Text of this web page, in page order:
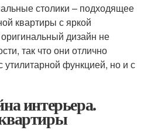
столики – подходящее
квартиры с яркой
дизайн не
так что они отлично
утилитарной функцией, но и с
интерьера.